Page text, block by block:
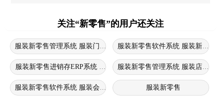
关注“新零售”的用户还关注
服装新零售管理系统 服装门店进销存软件 服装新零售系统
服装新零售进销存ERP系统 服装新零售系统 服装进销存erp系统
服装新零售管理系统 服装店新零
服装新零售软件系统 服装会员管理系统 服装新零售软件
服装新零售